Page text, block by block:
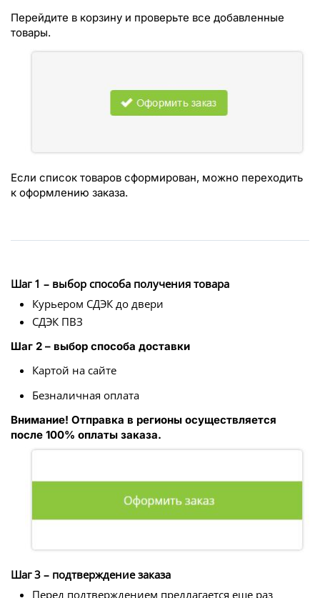
Перейдите в корзину и проверьте все добавленные
товары.
Если список товаров сформирован, можно переходить
к оформлению заказа.
Шаг 1 – выбор способа получения товара
Курьером СДЭК до двери
СДЭК ПВЗ
Шаг 2 – выбор способа доставки
Картой на сайте
Безналичная оплата
Внимание! Отправка в регионы осуществляется
после 100% оплаты заказа.
Шаг 3 – подтверждение заказа
Перед подтверждением предлагается еще раз